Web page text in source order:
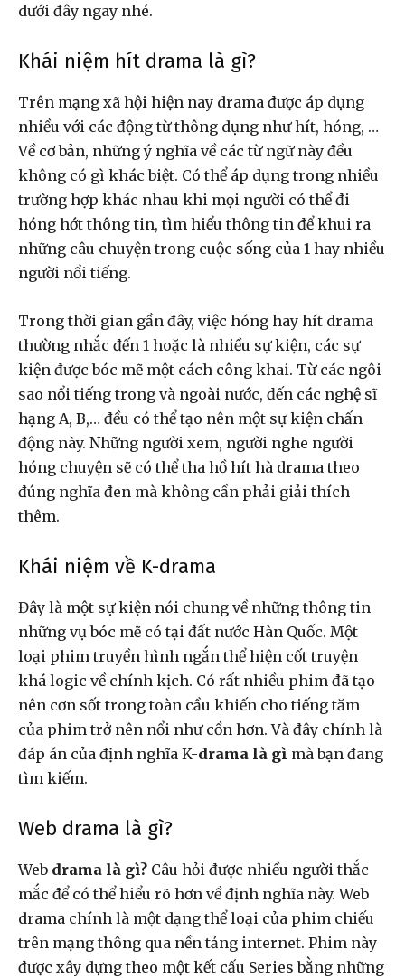
dưới đây ngay nhé.
Khái niệm hít drama là gì?
Trên mạng xã hội hiện nay drama được áp dụng
nhiều với các động từ thông dụng như hít, hóng, …
Về cơ bản, những ý nghĩa về các từ ngữ này đều
không có gì khác biệt. Có thể áp dụng trong nhiều
trường hợp khác nhau khi mọi người có thể đi
hóng hớt thông tin, tìm hiểu thông tin để khui ra
những câu chuyện trong cuộc sống của 1 hay nhiều
người nổi tiếng.
Trong thời gian gần đây, việc hóng hay hít drama
thường nhắc đến 1 hoặc là nhiều sự kiện, các sự
kiện được bóc mẽ một cách công khai. Từ các ngôi
sao nổi tiếng trong và ngoài nước, đến các nghệ sĩ
hạng A, B,… đều có thể tạo nên một sự kiện chấn
động này. Những người xem, người nghe người
hóng chuyện sẽ có thể tha hồ hít hà drama theo
đúng nghĩa đen mà không cần phải giải thích
thêm.
Khái niệm về K-drama
Đây là một sự kiện nói chung về những thông tin
những vụ bóc mẽ có tại đất nước Hàn Quốc. Một
loại phim truyền hình ngắn thể hiện cốt truyện
khá logic về chính kịch. Có rất nhiều phim đã tạo
nên cơn sốt trong toàn cầu khiến cho tiếng tăm
của phim trở nên nổi như cồn hơn. Và đây chính là
đáp án của định nghĩa K-drama là gì mà bạn đang
tìm kiếm.
Web drama là gì?
Web drama là gì? Câu hỏi được nhiều người thắc
mắc để có thể hiểu rõ hơn về định nghĩa này. Web
drama chính là một dạng thể loại của phim chiếu
trên mạng thông qua nền tảng internet. Phim này
được xây dựng theo một kết cấu Series bằng những